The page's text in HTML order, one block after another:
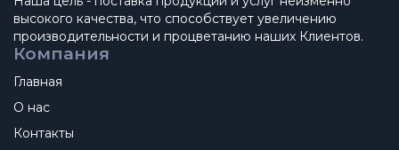
высокого качества, что способствует увеличению
производительности и процветанию наших Клиентов.
Компания
Главная
О нас
Контакты